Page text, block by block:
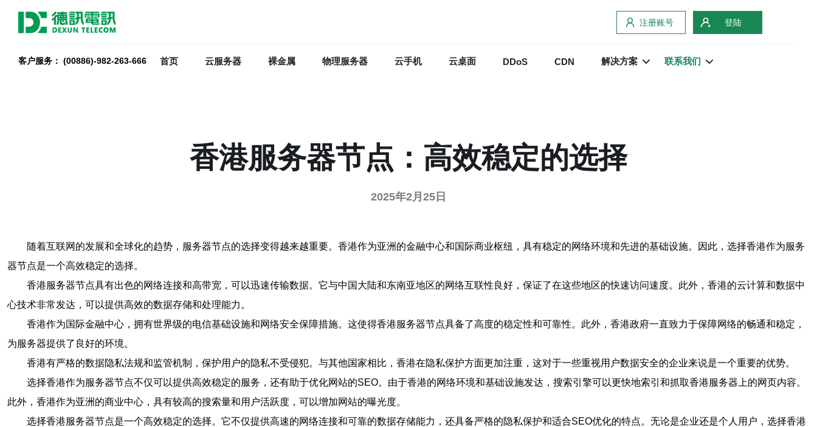
注册账号 登陆
客户服务： (00886)-982-263-666 首页 云服务器 裸金属 物理服务器 云手机 云桌面 DDoS CDN 解决方案 联系我们
香港服务器节点：高效稳定的选择
2025年2月25日
随着互联网的发展和全球化的趋势，服务器节点的选择变得越来越重要。香港作为亚洲的金融中心和国际商业枢纽，具有稳定的网络环境和先进的基础设施。因此，选择香港作为服务
器节点是一个高效稳定的选择。
香港服务器节点具有出色的网络连接和高带宽，可以迅速传输数据。它与中国大陆和东南亚地区的网络互联性良好，保证了在这些地区的快速访问速度。此外，香港的云计算和数据中
心技术非常发达，可以提供高效的数据存储和处理能力。
香港作为国际金融中心，拥有世界级的电信基础设施和网络安全保障措施。这使得香港服务器节点具备了高度的稳定性和可靠性。此外，香港政府一直致力于保障网络的畅通和稳定，
为服务器提供了良好的环境。
香港有严格的数据隐私法规和监管机制，保护用户的隐私不受侵犯。与其他国家相比，香港在隐私保护方面更加注重，这对于一些重视用户数据安全的企业来说是一个重要的优势。
选择香港作为服务器节点不仅可以提供高效稳定的服务，还有助于优化网站的SEO。由于香港的网络环境和基础设施发达，搜索引擎可以更快地索引和抓取香港服务器上的网页内容。
此外，香港作为亚洲的商业中心，具有较高的搜索量和用户活跃度，可以增加网站的曝光度。
选择香港服务器节点是一个高效稳定的选择。它不仅提供高速的网络连接和可靠的数据存储能力，还具备严格的隐私保护和适合SEO优化的特点。无论是企业还是个人用户，选择香港